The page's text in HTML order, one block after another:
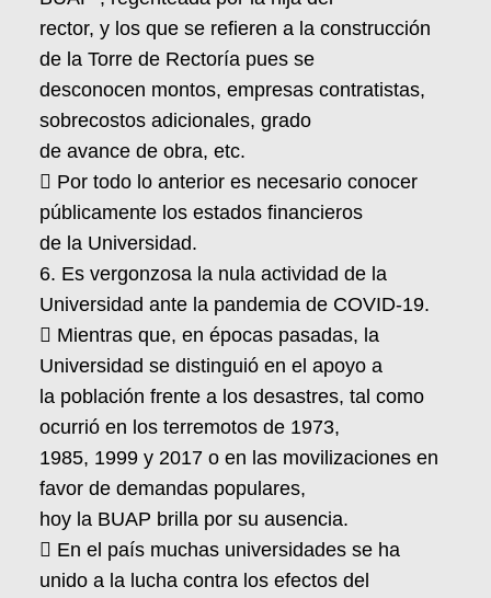
rector, y los que se refieren a la construcción
de la Torre de Rectoría pues se
desconocen montos, empresas contratistas,
sobrecostos adicionales, grado
de avance de obra, etc.
 Por todo lo anterior es necesario conocer
públicamente los estados financieros
de la Universidad.
6. Es vergonzosa la nula actividad de la
Universidad ante la pandemia de COVID-19.
 Mientras que, en épocas pasadas, la
Universidad se distinguió en el apoyo a
la población frente a los desastres, tal como
ocurrió en los terremotos de 1973,
1985, 1999 y 2017 o en las movilizaciones en
favor de demandas populares,
hoy la BUAP brilla por su ausencia.
 En el país muchas universidades se ha
unido a la lucha contra los efectos del